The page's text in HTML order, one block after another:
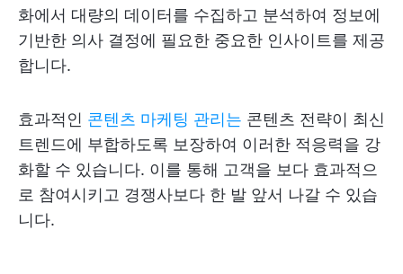
화에서 대량의 데이터를 수집하고 분석하여 정보에
기반한 의사 결정에 필요한 중요한 인사이트를 제공
합니다.
효과적인 콘텐츠 마케팅 관리는 콘텐츠 전략이 최신
트렌드에 부합하도록 보장하여 이러한 적응력을 강
화할 수 있습니다. 이를 통해 고객을 보다 효과적으
로 참여시키고 경쟁사보다 한 발 앞서 나갈 수 있습
니다.